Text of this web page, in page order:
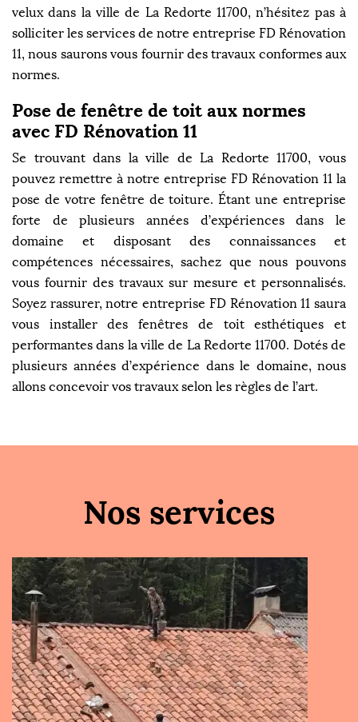
velux dans la ville de La Redorte 11700, n’hésitez pas à
solliciter les services de notre entreprise FD Rénovation
11, nous saurons vous fournir des travaux conformes aux
normes.
Pose de fenêtre de toit aux normes
avec FD Rénovation 11
Se trouvant dans la ville de La Redorte 11700, vous
pouvez remettre à notre entreprise FD Rénovation 11 la
pose de votre fenêtre de toiture. Étant une entreprise
forte de plusieurs années d’expériences dans le
domaine et disposant des connaissances et
compétences nécessaires, sachez que nous pouvons
vous fournir des travaux sur mesure et personnalisés.
Soyez rassurer, notre entreprise FD Rénovation 11 saura
vous installer des fenêtres de toit esthétiques et
performantes dans la ville de La Redorte 11700. Dotés de
plusieurs années d’expérience dans le domaine, nous
allons concevoir vos travaux selon les règles de l’art.
Nos services